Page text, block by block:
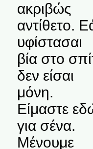
ακριβώς
αντίθετο.
υφίστασαι
βία στο
δεν είσαι
μόνη.
Είμαστε
για σένα.
Μένουμε